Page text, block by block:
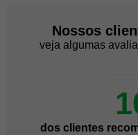
Nossos
veja algumas
dos clientes